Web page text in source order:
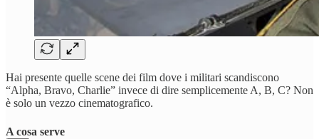
Hai presente quelle scene dei film dove i militari scandiscono
“Alpha, Bravo, Charlie” invece di dire semplicemente A, B, C? Non
è solo un vezzo cinematografico.
A cosa serve